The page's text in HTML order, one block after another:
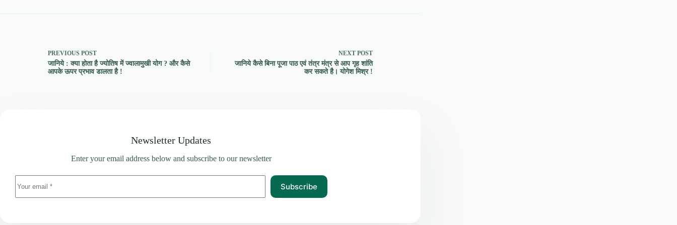
PREVIOUS POST
जानिये : क्या होता है ज्योतिष में ज्वालामुखी योग ? और कैसे
आपके ऊपर प्रभाव डालता है !
NEXT POST
जानिये कैसे बिना पूजा पाठ एवं तंत्र मंत्र से आप गृह शांति
कर सकते है। योगेश मिश्र !
Newsletter Updates
Enter your email address below and subscribe to our newsletter
Subscribe